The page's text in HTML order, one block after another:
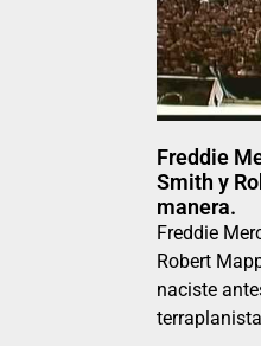
Freddie
Smith y
manera.
Freddie
Robert
naciste